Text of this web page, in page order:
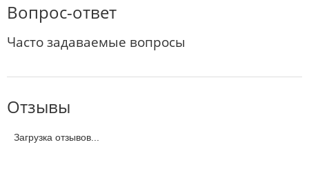
Вопрос-ответ
Часто задаваемые вопросы
Отзывы
Загрузка отзывов...